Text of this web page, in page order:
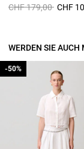
Price reduced from
CHF 179,00toCHF
WERDEN SIE AUCH
-50%
-50%